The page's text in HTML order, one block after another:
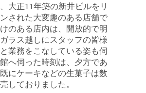
大正11年築の新井ビルをリ
された大変趣のある店舗で
のある店内は、開放的で明
ラス越しにスタッフの皆様
業務をこなしている姿も伺
へ伺った時刻は、夕方であ
にケーキなどの生菓子は数
しておりました。